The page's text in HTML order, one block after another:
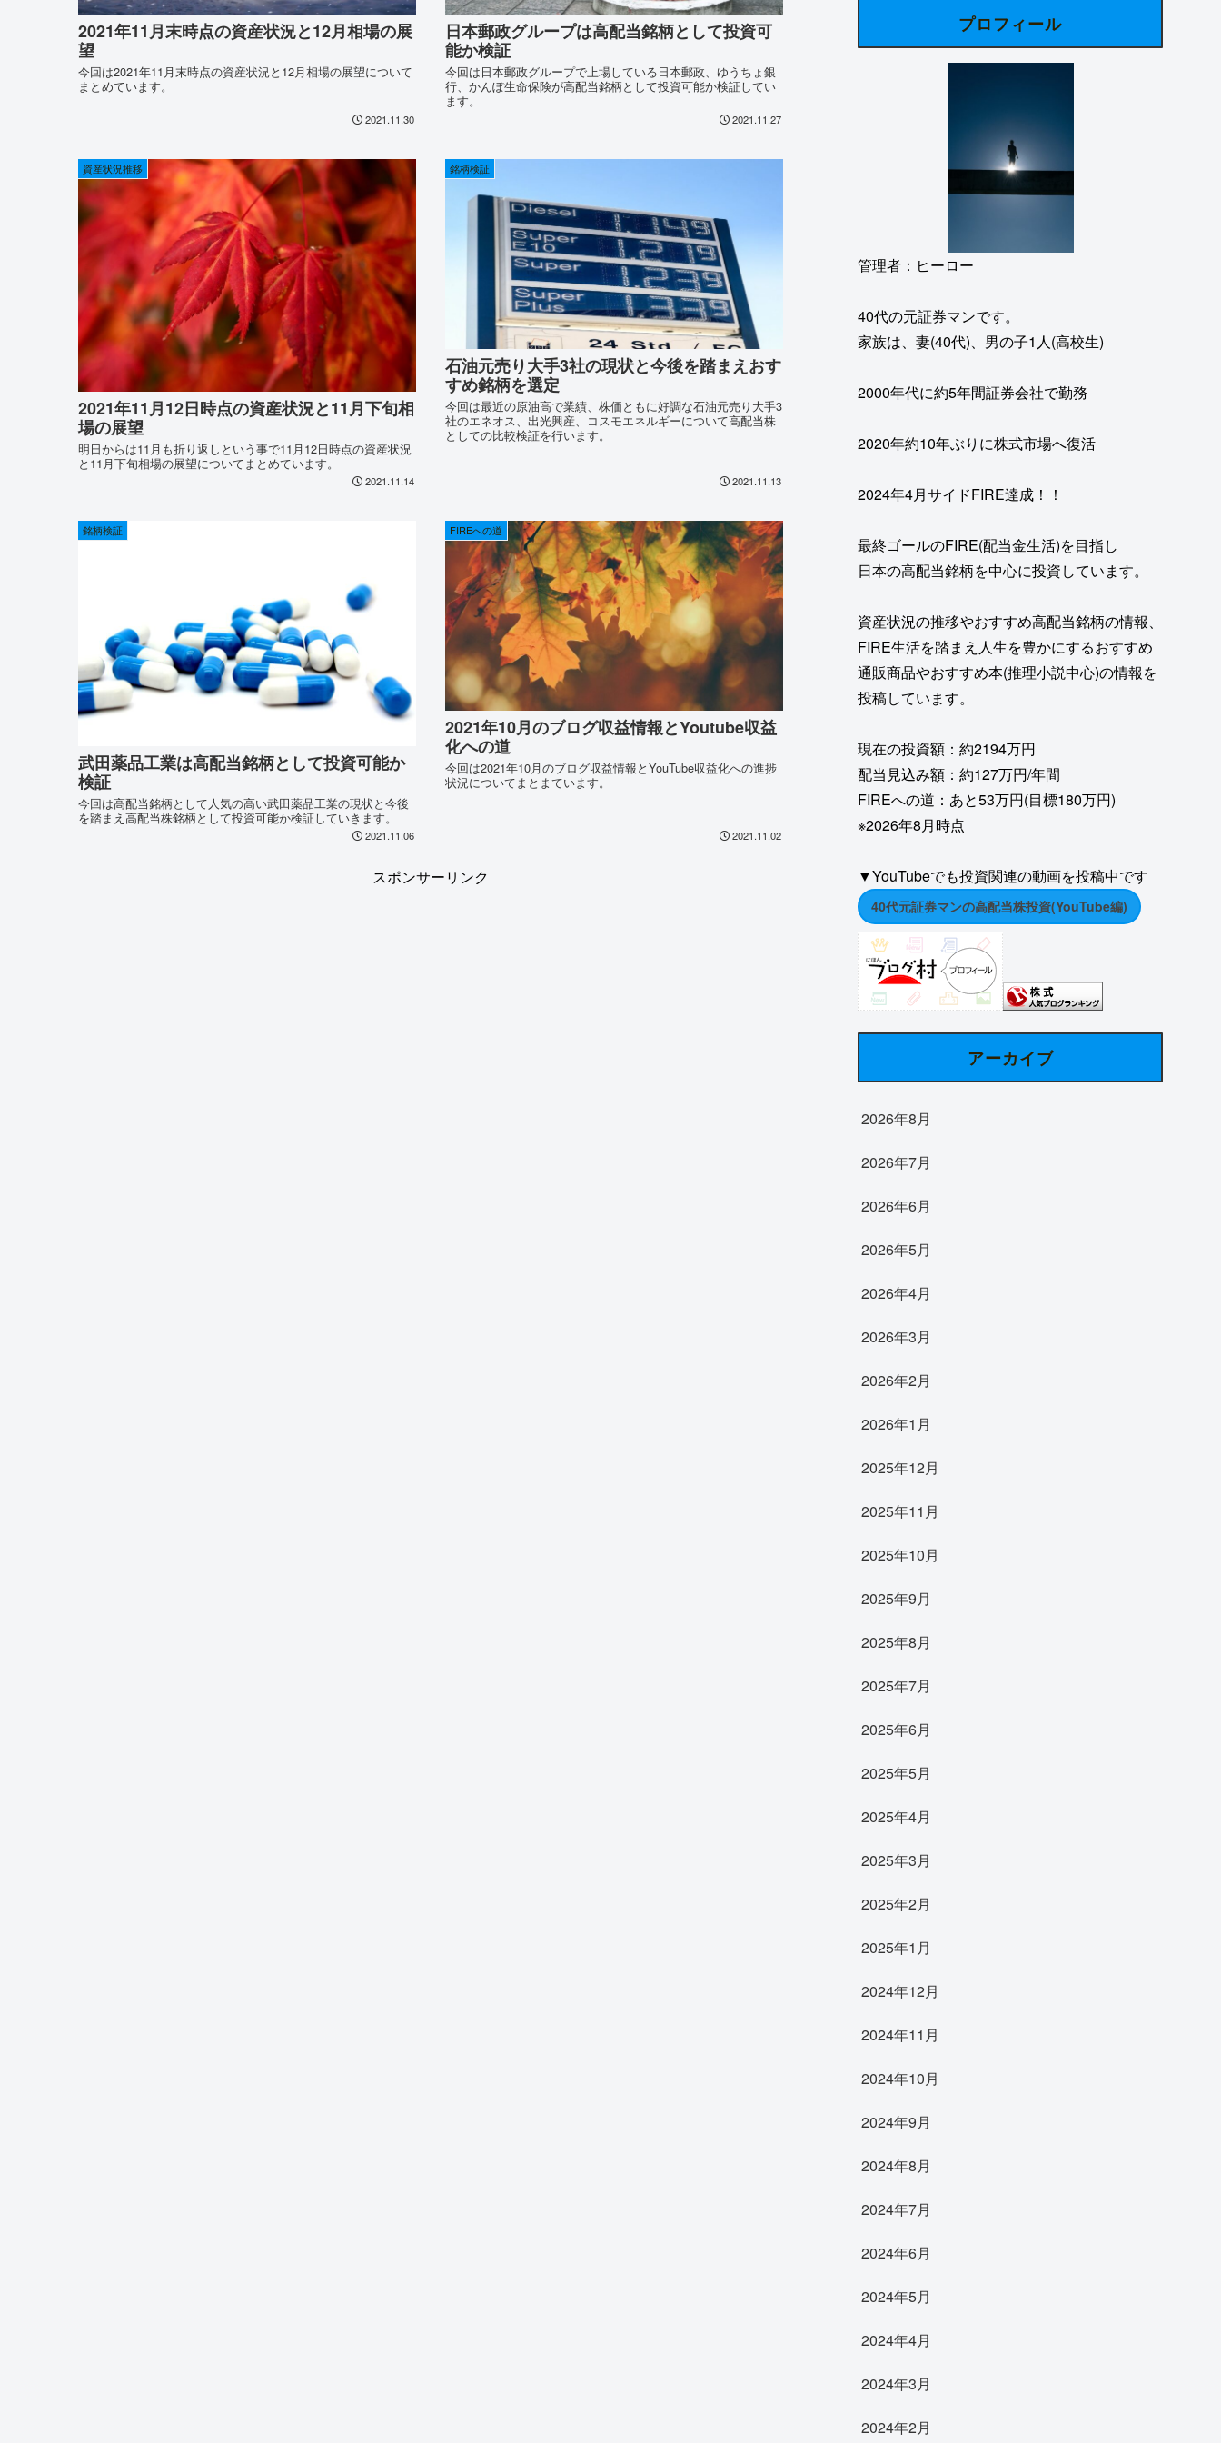
2021年11月末時点の資産状況と12月相場の展
望
今回は2021年11月末時点の資産状況と12月相場の展望について
まとめています。
2021.11.30
日本郵政グループは高配当銘柄として投資可
能か検証
今回は日本郵政グループで上場している日本郵政、ゆうちょ銀
行、かんぽ生命保険が高配当銘柄として投資可能か検証してい
ます。
2021.11.27
資産状況推移
2021年11月12日時点の資産状況と11月下旬相
場の展望
明日からは11月も折り返しという事で11月12日時点の資産状況
と11月下旬相場の展望についてまとめています。
2021.11.14
銘柄検証
石油元売り大手3社の現状と今後を踏まえおす
すめ銘柄を選定
今回は最近の原油高で業績、株価ともに好調な石油元売り大手3
社のエネオス、出光興産、コスモエネルギーについて高配当株
としての比較検証を行います。
2021.11.13
銘柄検証
武田薬品工業は高配当銘柄として投資可能か
検証
今回は高配当銘柄として人気の高い武田薬品工業の現状と今後
を踏まえ高配当株銘柄として投資可能か検証していきます。
2021.11.06
FIREへの道
2021年10月のブログ収益情報とYoutube収益
化への道
今回は2021年10月のブログ収益情報とYouTube収益化への進捗
状況についてまとまています。
2021.11.02
スポンサーリンク
プロフィール
管理者：ヒーロー
40代の元証券マンです。
家族は、妻(40代)、男の子1人(高校生)
2000年代に約5年間証券会社で勤務
2020年約10年ぶりに株式市場へ復活
2024年4月サイドFIRE達成！！
最終ゴールのFIRE(配当金生活)を目指し
日本の高配当銘柄を中心に投資しています。
資産状況の推移やおすすめ高配当銘柄の情報、
FIRE生活を踏まえ人生を豊かにするおすすめ
通販商品やおすすめ本(推理小説中心)の情報を
投稿しています。
現在の投資額：約2194万円
配当見込み額：約127万円/年間
FIREへの道：あと53万円(目標180万円)
※2026年8月時点
▼YouTubeでも投資関連の動画を投稿中です
40代元証券マンの高配当株投資(YouTube編)
アーカイブ
2026年8月
2026年7月
2026年6月
2026年5月
2026年4月
2026年3月
2026年2月
2026年1月
2025年12月
2025年11月
2025年10月
2025年9月
2025年8月
2025年7月
2025年6月
2025年5月
2025年4月
2025年3月
2025年2月
2025年1月
2024年12月
2024年11月
2024年10月
2024年9月
2024年8月
2024年7月
2024年6月
2024年5月
2024年4月
2024年3月
2024年2月